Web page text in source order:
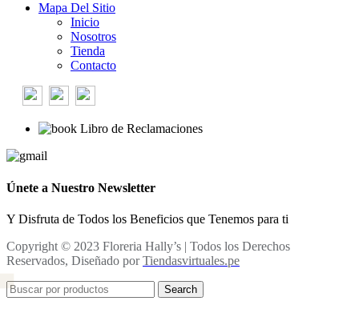
Mapa Del Sitio
Inicio
Nosotros
Tienda
Contacto
Libro de Reclamaciones
Únete a Nuestro Newsletter
Y Disfruta de Todos los Beneficios que Tenemos para ti
Copyright © 2023 Floreria Hally’s | Todos los Derechos
Reservados, Diseñado porTiendasvirtuales.pe
Search